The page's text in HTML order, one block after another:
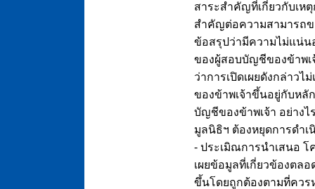
สาระสำคัญที่เกี่ยวกับเห
สำคัญต่อความสามารถข
ข้อสรุปว่ามีความไม่แน่น
ของผู้สอบบัญชีของข้าพเ
ว่าการเปิดเผยดังกล่าวไ
ของข้าพเจ้าขึ้นอยู่กับหลั
บัญชีของข้าพเจ้า อย่าง
มูลนิธิฯ ต้องหยุดการดำเ
- ประเมิณการนำเสนอ โ
เผยข้อมูลที่เกี่ยวข้องตล
ขึ้นโดยถูกต้องตามที่ควร